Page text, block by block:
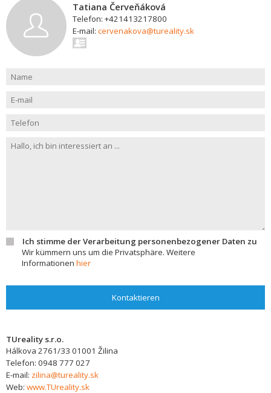
Tatiana Červeňáková
Telefon: +421413217800
E-mail: cervenakova@tureality.sk
Ich stimme der Verarbeitung personenbezogener Daten zu
Wir kümmern uns um die Privatsphäre. Weitere
Informationen hier
Kontaktieren
TUreality s.r.o.
Hálkova 2761/33 01001 Žilina
Telefon: 0948 777 027
E-mail: zilina@tureality.sk
Web: www.TUreality.sk